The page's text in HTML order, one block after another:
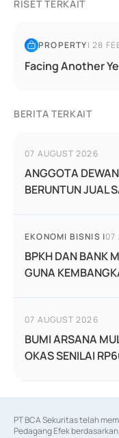
RISET TERKAIT
PROPERTY|28
Facing Another
BERITA TERKAIT
07 AUGUST 2026
ANGGOTA
BERUNTUN JUAL
EKONOMI BISNIS |07
BPKH DAN BANK
GUNA
07 AUGUST 2026
BUMI ARSANA
OKAS SENILAI
PT BCA Sekuritas telah
Pedagang Efek